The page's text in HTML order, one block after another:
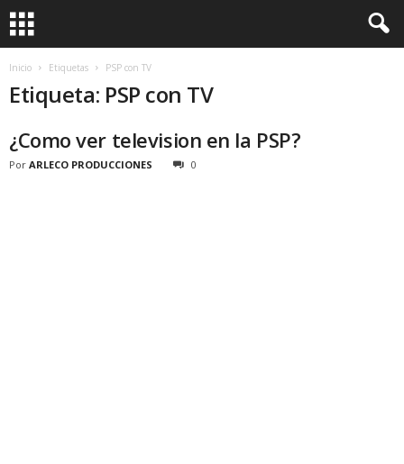
Inicio Etiquetas PSP con TV
Etiqueta: PSP con TV
¿Como ver television en la PSP?
Por ARLECO PRODUCCIONES 0